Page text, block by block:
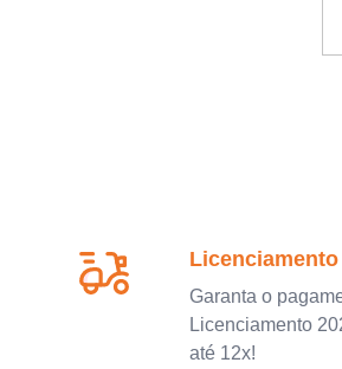
Licenciamento
Garanta o
Licenciamento
até 12x!